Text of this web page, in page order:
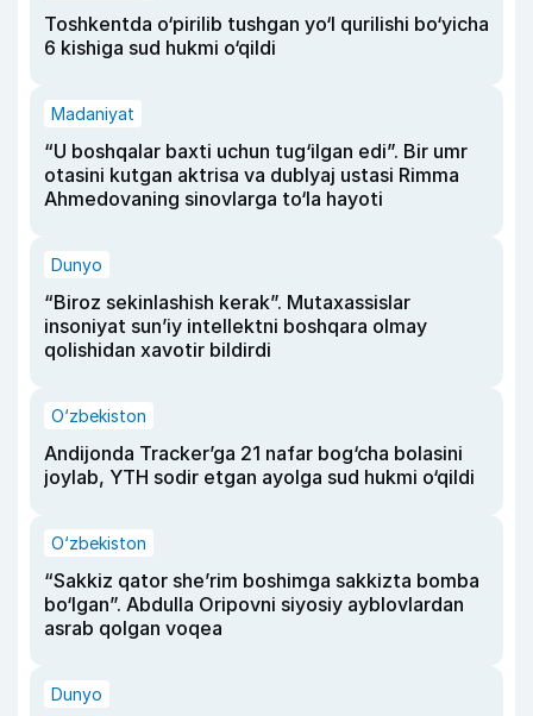
Toshkentda o‘pirilib tushgan yo‘l qurilishi bo‘yicha
6 kishiga sud hukmi o‘qildi
Madaniyat
“U boshqalar baxti uchun tug‘ilgan edi”. Bir umr
otasini kutgan aktrisa va dublyaj ustasi Rimma
Ahmedovaning sinovlarga to‘la hayoti
Dunyo
“Biroz sekinlashish kerak”. Mutaxassislar
insoniyat sun’iy intellektni boshqara olmay
qolishidan xavotir bildirdi
O‘zbekiston
Andijonda Tracker’ga 21 nafar bog‘cha bolasini
joylab, YTH sodir etgan ayolga sud hukmi o‘qildi
O‘zbekiston
“Sakkiz qator she’rim boshimga sakkizta bomba
bo‘lgan”. Abdulla Oripovni siyosiy ayblovlardan
asrab qolgan voqea
Dunyo